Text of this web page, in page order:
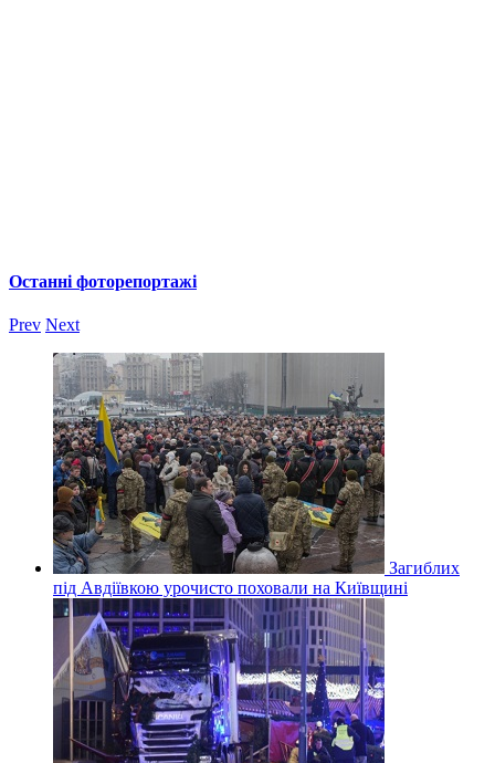
Останні фоторепортажі
Prev Next
Загиблих
під Авдіївкою урочисто поховали на Київщині